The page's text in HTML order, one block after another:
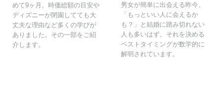
めて9ヶ月。時価総額の目安や
ディズニーが閉園してても大
丈夫な理由など多くの学びが
ありました。その一部をご紹
介します。
男女が簡単に出会える昨今、
「もっといい人に会えるか
も？」と結婚に踏み切れない
人も多いはず。それを決める
ベストタイミングが数学的に
解明されています。